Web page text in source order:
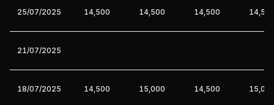
25/07/2025 14,500 14,500 14,500
21/07/2025
18/07/2025 14,500 15,000 14,500